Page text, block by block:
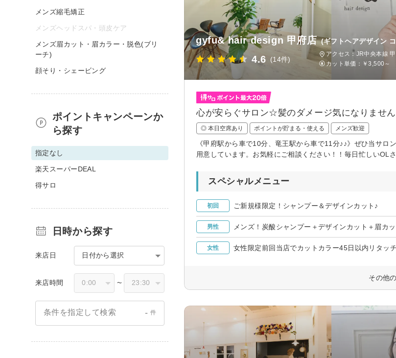
gyfu& hair design 甲府店 (ギフトヘアデザイン
4.6 (14件)
アクセス：JR中央本線
カット単価： ￥3,500～
心が安らぐサロン☆髪のダメージ気になりませ
◎ 本日空席あり ポイントが貯まる・使える メンズ歓迎
《甲府駅から車で10分、竜王駅から車で11分♪♪》ぜひ当サ
用意しています。お気軽にご相談ください！！毎日忙しいOL
スペシャルメニュー
初回 ご新規様限定！シャンプー＆デザインカット♪
男性 メンズ！炭酸シャンプー＋デザインカット＋眉カッ
女性 女性限定前回当店でカットカラー45日以内リタッ
その他
メンズ縮毛矯正
メンズヘッドスパ・頭皮ケア
メンズ眉カット・眉カラー・脱色(ブリ
ーチ)
顔そり・シェービング
ポイントキャンペーンか
ら探す
指定なし
楽天スーパーDEAL
得サロ
日時から探す
来店日 日付から選択
来店時間 〜
条件を指定して検索 - 件